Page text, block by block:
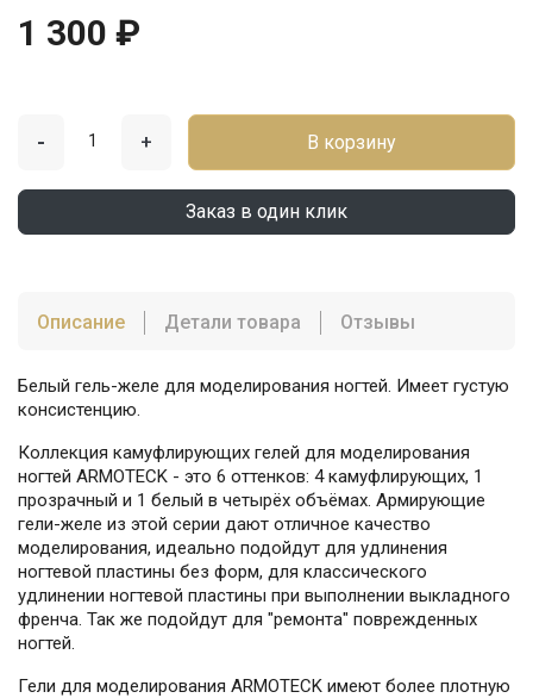
1 300 ₽
- + В корзину
Заказ в один клик
Описание Детали товара Отзывы
Белый гель-желе для моделирования ногтей. Имеет густую
консистенцию.
Коллекция камуфлирующих гелей для моделирования
ногтей ARMOTECK - это 6 оттенков: 4 камуфлирующих, 1
прозрачный и ️1 белый в четырёх объёмах. Армирующие
гели-желе из этой серии дают отличное качество
моделирования, идеально подойдут для удлинения
ногтевой пластины без форм, для классического
удлинении ногтевой пластины при выполнении выкладного
френча. Так же подойдут для "ремонта" поврежденных
ногтей.
Гели для моделирования ARMOTECK имеют более плотную